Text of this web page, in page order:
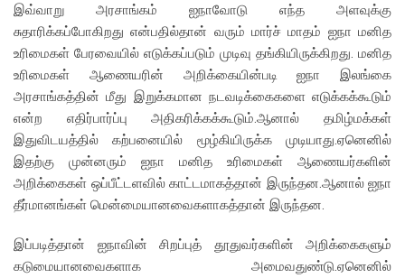
இவ்வாறு அரசாங்கம் ஐநாவோடு எந்த அளவுக்கு
சுதாரிக்கப்போகிறது என்பதில்தான் வரும் மார்ச் மாதம் ஐநா மனித
உரிமைகள் பேரவையில் எடுக்கப்படும் முடிவு தங்கியிருக்கிறது. மனித
உரிமைகள் ஆணையரின் அறிக்கையின்படி ஐநா இலங்கை
அரசாங்கத்தின் மீது இறுக்கமான நடவடிக்கைகளை எடுக்கக்கூடும்
என்ற எதிர்பார்ப்பு அதிகரிக்கக்கூடும்.ஆனால் தமிழ்மக்கள்
இதுவிடயத்தில் கற்பனையில் மூழ்கியிருக்க முடியாது.ஏனெனில்
இதற்கு முன்னரும் ஐநா மனித உரிமைகள் ஆணையர்களின்
அறிக்கைகள் ஒப்பீட்டளவில் காட்டமாகத்தான் இருந்தன.ஆனால் ஐநா
தீர்மானங்கள் மென்மையானவைகளாகத்தான் இருந்தன.
இப்படித்தான் ஐநாவின் சிறப்புத் தூதுவர்களின் அறிக்கைகளும்
கடுமையானவைகளாக அமைவதுண்டு.ஏனெனில்